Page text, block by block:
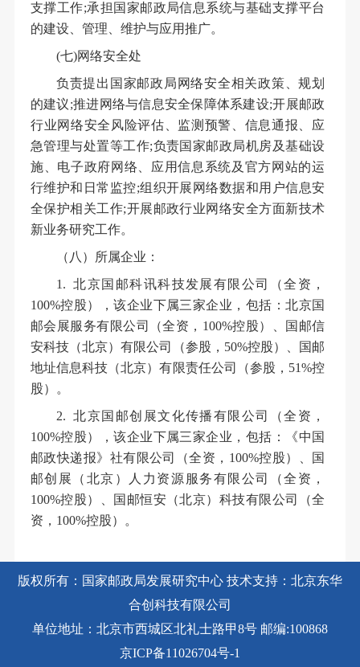
支撑工作;承担国家邮政局信息系统与基础支撑平台
的建设、管理、维护与应用推广。
(七)网络安全处
负责提出国家邮政局网络安全相关政策、规划
的建议;推进网络与信息安全保障体系建设;开展邮政
行业网络安全风险评估、监测预警、信息通报、应
急管理与处置等工作;负责国家邮政局机房及基础设
施、电子政府网络、应用信息系统及官方网站的运
行维护和日常监控;组织开展网络数据和用户信息安
全保护相关工作;开展邮政行业网络安全方面新技术
新业务研究工作。
（八）所属企业：
1. 北京国邮科讯科技发展有限公司（全资，
100%控股），该企业下属三家企业，包括：北京国
邮会展服务有限公司（全资，100%控股）、国邮信
安科技（北京）有限公司（参股，50%控股）、国邮
地址信息科技（北京）有限责任公司（参股，51%控
股）。
2. 北京国邮创展文化传播有限公司（全资，
100%控股），该企业下属三家企业，包括：《中国
邮政快递报》社有限公司（全资，100%控股）、国
邮创展（北京）人力资源服务有限公司（全资，
100%控股）、国邮恒安（北京）科技有限公司（全
资，100%控股）。
版权所有：国家邮政局发展研究中心 技术支持：北京东华
合创科技有限公司
单位地址：北京市西城区北礼士路甲8号 邮编:100868
京ICP备11026704号-1